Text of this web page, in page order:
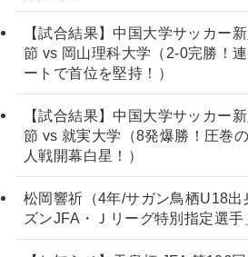
【試合結果】中国大学サッカー
節 vs 岡山理科大学（2-0完勝！
ートで首位を堅持！）
【試合結果】中国大学サッカー
節 vs 就実大学（8発爆勝！圧巻
人戦開幕白星！）
松岡響祈（4年/サガン鳥栖U18
ズンJFA・Ｊリーグ特別指定選